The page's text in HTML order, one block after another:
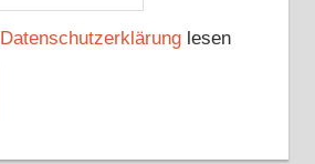
Datenschutzerklärunglesen